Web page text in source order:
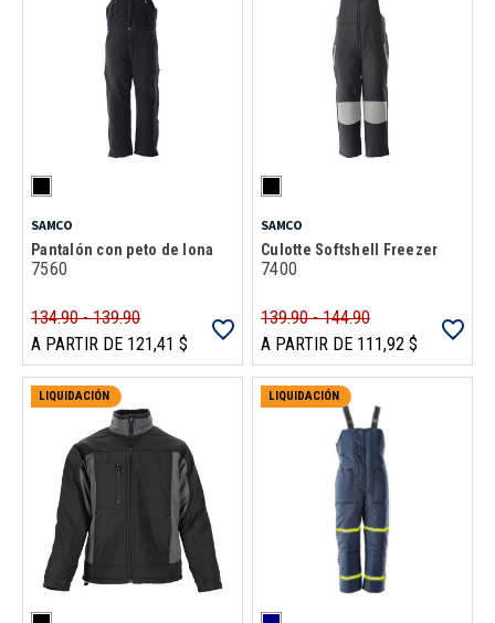
SAMCO
Pantalón con peto de lona
7560
134.90 - 139.90
A PARTIR DE 121,41 $
SAMCO
Culotte Softshell Freezer
7400
139.90 - 144.90
A PARTIR DE 111,92 $
LIQUIDACIÓN LIQUIDACIÓN